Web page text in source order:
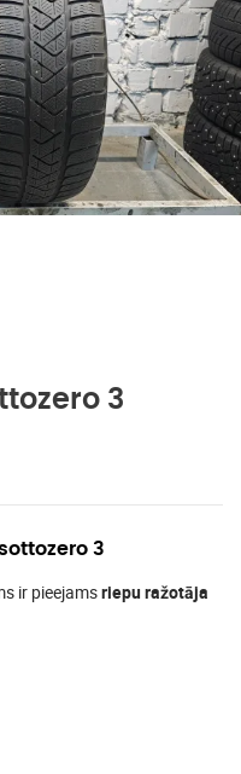
3
3
ir pieejamsriepu ražotāja